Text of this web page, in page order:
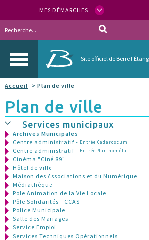
MES DÉMARCHES
Site officiel de Berre l'Étang
Accueil > Plan de ville
Plan de ville
Services municipaux
Archives Municipales
Centre administratif - Entrée Cadaroscum
Centre administratif - Entrée Marthoméla
Cinéma "Ciné 89"
Hôtel de ville
Maison des Associations et du Numérique
Médiathèque
Pole Animation de la Vie Locale
Pôle Solidarités - CCAS
Police Municipale
Salle des Mariages
Service Emploi
Services Techniques Opérationnels